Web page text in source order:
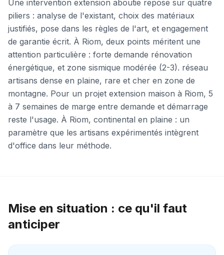
Une intervention extension aboutie repose sur quatre
piliers : analyse de l'existant, choix des matériaux
justifiés, pose dans les règles de l'art, et engagement
de garantie écrit. À Riom, deux points méritent une
attention particulière : forte demande rénovation
énergétique, et zone sismique modérée (2-3). réseau
artisans dense en plaine, rare et cher en zone de
montagne. Pour un projet extension maison à Riom, 5
à 7 semaines de marge entre demande et démarrage
reste l'usage. À Riom, continental en plaine : un
paramètre que les artisans expérimentés intègrent
d'office dans leur méthode.
Mise en situation : ce qu'il faut
anticiper